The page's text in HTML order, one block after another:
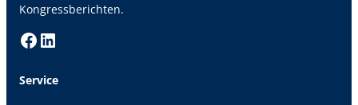
Kongressberichten.
Facebook LinkedIn
Service